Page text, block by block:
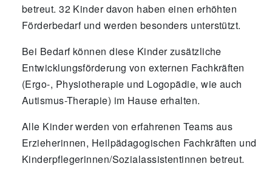
betreut. 32 Kinder davon haben einen erhöhten
Förderbedarf und werden besonders unterstützt.
Bei Bedarf können diese Kinder zusätzliche
Entwicklungsförderung von externen Fachkräften
(Ergo-, Physiotherapie und Logopädie, wie auch
Autismus-Therapie) im Hause erhalten.
Alle Kinder werden von erfahrenen Teams aus
Erzieherinnen, Heilpädagogischen Fachkräften und
Kinderpflegerinnen/Sozialassistentinnen betreut.